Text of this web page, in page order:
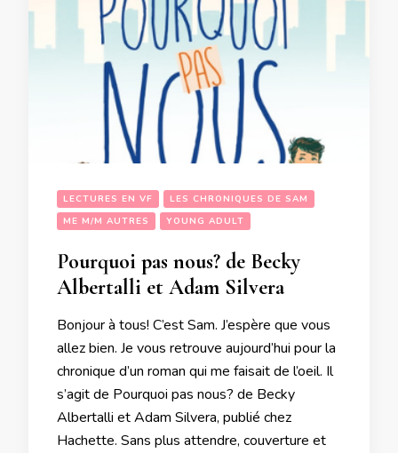
LECTURES EN VF
LES CHRONIQUES DE SAM
ME M/M AUTRES
YOUNG ADULT
Pourquoi pas nous? de Becky
Albertalli et Adam Silvera
Bonjour à tous! C’est Sam. J’espère que vous
allez bien. Je vous retrouve aujourd’hui pour la
chronique d’un roman qui me faisait de l’oeil. Il
s’agit de Pourquoi pas nous? de Becky
Albertalli et Adam Silvera, publié chez
Hachette. Sans plus attendre, couverture et